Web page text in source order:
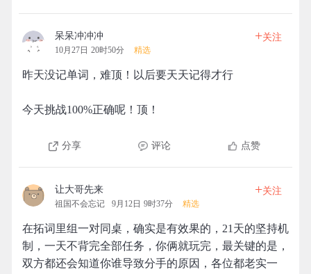
呆呆冲冲冲
10月27日 20时50分 精选
+关注
昨天没记单词，难顶！以后要天天记得才行
今天挑战100%正确呢！顶！
分享 评论 点赞
让大哥先来
祖国不会忘记 9月12日 9时37分 精选
+关注
在拓词里组一对同桌，确实是有效果的，21天的坚持机
制，一天不背完全部任务，你俩就玩完，最关键的是，
双方都还会知道你谁导致分手的原因，各位都老实一